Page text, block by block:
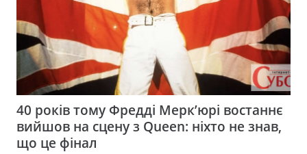
40 років тому Фредді Мерк’юрі востаннє
вийшов на сцену з Queen: ніхто не знав,
що це фінал